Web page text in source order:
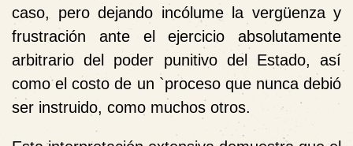
caso, pero dejando incólume la vergüenza y
frustración ante el ejercicio absolutamente
arbitrario del poder punitivo del Estado, así
como el costo de un `proceso que nunca debió
ser instruido, como muchos otros.